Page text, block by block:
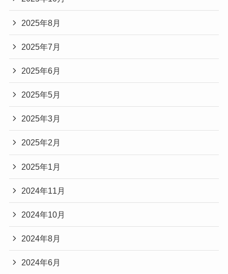
2025年8月
2025年7月
2025年6月
2025年5月
2025年3月
2025年2月
2025年1月
2024年11月
2024年10月
2024年8月
2024年6月